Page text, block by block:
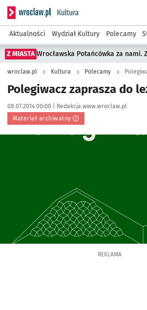
Serwis informacyjny wroclaw.pl
Aktualności Wydział Kultury Polecamy
Z MIASTA Wrocławska Potańcówka za nami.
wroclaw.pl Kultura Polecamy
Polegiwacz zaprasza do
Data publikacji:
08.07.2014 00:00 | Autor:
Redakcja www.wroclaw.pl
Materiał archiwalny
REKLAMA